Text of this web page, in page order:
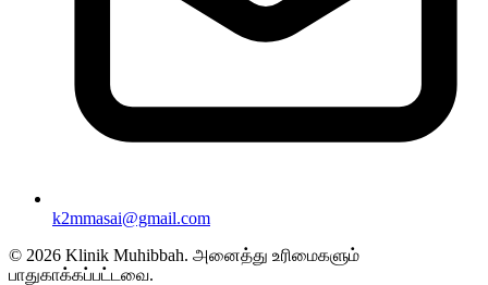
k2mmasai@gmail.com
© 2026 Klinik Muhibbah. அனைத்து உரிமைகளும்
பாதுகாக்கப்பட்டவை.